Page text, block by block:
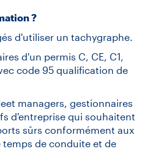
?
d'utiliser un tachygraphe.
d'un permis C, CE, C1,
code 95 qualification de
managers, gestionnaires
d'entreprise qui souhaitent
sûrs conformément aux
temps de conduite et de